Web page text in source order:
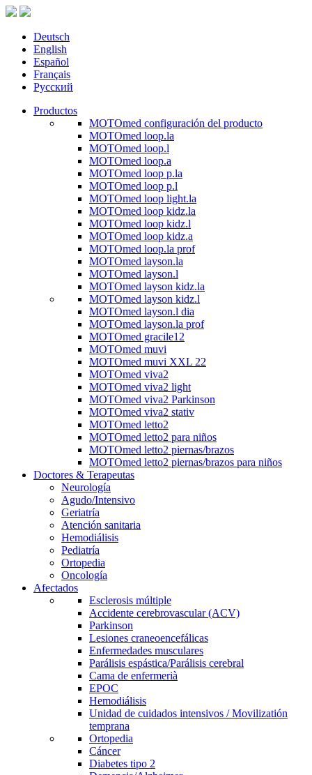
Deutsch
English
Español
Français
Русский
Productos
MOTOmed configuración del producto
MOTOmed loop.la
MOTOmed loop.l
MOTOmed loop.a
MOTOmed loop p.la
MOTOmed loop p.l
MOTOmed loop light.la
MOTOmed loop kidz.la
MOTOmed loop kidz.l
MOTOmed loop kidz.a
MOTOmed loop.la prof
MOTOmed layson.la
MOTOmed layson.l
MOTOmed layson kidz.la
MOTOmed layson kidz.l
MOTOmed layson.l dia
MOTOmed layson.la prof
MOTOmed gracile12
MOTOmed muvi
MOTOmed muvi XXL 22
MOTOmed viva2
MOTOmed viva2 light
MOTOmed viva2 Parkinson
MOTOmed viva2 stativ
MOTOmed letto2
MOTOmed letto2 para niños
MOTOmed letto2 piernas/brazos
MOTOmed letto2 piernas/brazos para niños
Doctores & Terapeutas
Neurología
Agudo/Intensivo
Geriatría
Atención sanitaria
Hemodiálisis
Pediatría
Ortopedia
Oncología
Afectados
Esclerosis múltiple
Accidente cerebrovascular (ACV)
Parkinson
Lesiones craneoencefálicas
Enfermedades musculares
Parálisis espástica/Parálisis cerebral
Cama de enfermerià
EPOC
Hemodiálisis
Unidad de cuidados intensivos / Movilizatión
temprana
Ortopedia
Cáncer
Diabetes tipo 2